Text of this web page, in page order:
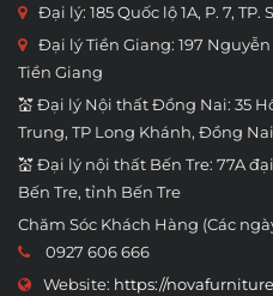
Đại lý: 185 Quốc lộ 1A, P. 7, TP.
Đại lý Tiền Giang: 197 Nguyễn
Tiền Giang
💒 Đại lý Nội thất Đồng Nai: 35
Trung, TP Long Khánh, Đồng Nai
💒 Đại lý nội thất Bến Tre: 77A
Bến Tre, tỉnh Bến Tre
Chăm Sóc Khách Hàng (Các
0927 606 666
Website: https://